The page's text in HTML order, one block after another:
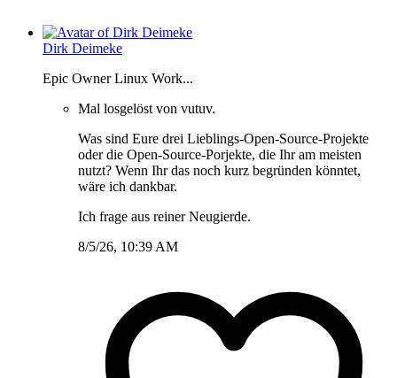
Dirk Deimeke
Epic Owner Linux Work...
Mal losgelöst von vutuv.
Was sind Eure drei Lieblings-Open-Source-Projekte
oder die Open-Source-Porjekte, die Ihr am meisten
nutzt? Wenn Ihr das noch kurz begründen könntet,
wäre ich dankbar.
Ich frage aus reiner Neugierde.
8/5/26, 10:39 AM